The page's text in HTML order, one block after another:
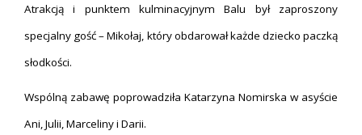
Atrakcją i punktem kulminacyjnym Balu był zaproszony
specjalny gość – Mikołaj, który obdarował każde dziecko paczką
słodkości.
Wspólną zabawę poprowadziła Katarzyna Nomirska w asyście
Ani, Julii, Marceliny i Darii.